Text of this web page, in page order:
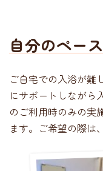
自分のペー
ご自宅での入浴が難
にサポートしながら
のご利用時のみの実
ます。ご希望の際は